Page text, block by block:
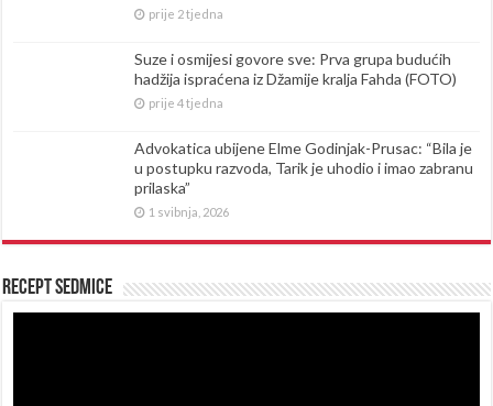
prije 2 tjedna
Suze i osmijesi govore sve: Prva grupa budućih
hadžija ispraćena iz Džamije kralja Fahda (FOTO)
prije 4 tjedna
Advokatica ubijene Elme Godinjak-Prusac: “Bila je
u postupku razvoda, Tarik je uhodio i imao zabranu
prilaska”
1 svibnja, 2026
Recept sedmice